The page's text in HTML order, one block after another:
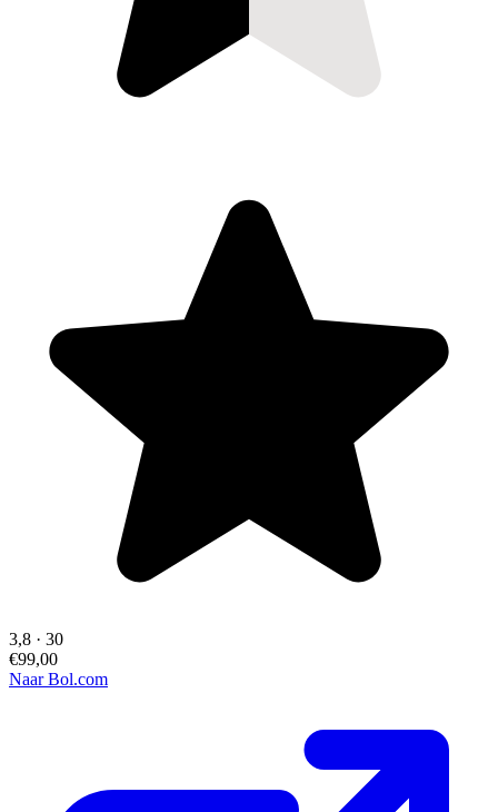
3,8 · 30
€99,00
Naar Bol.com